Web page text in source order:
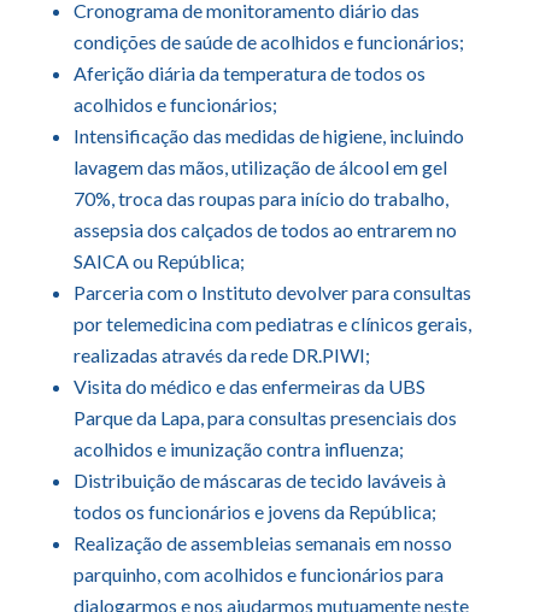
Cronograma de monitoramento diário das
condições de saúde de acolhidos e funcionários;
Aferição diária da temperatura de todos os
acolhidos e funcionários;
Intensificação das medidas de higiene, incluindo
lavagem das mãos, utilização de álcool em gel
70%, troca das roupas para início do trabalho,
assepsia dos calçados de todos ao entrarem no
SAICA ou República;
Parceria com o Instituto devolver para consultas
por telemedicina com pediatras e clínicos gerais,
realizadas através da rede DR.PIWI;
Visita do médico e das enfermeiras da UBS
Parque da Lapa, para consultas presenciais dos
acolhidos e imunização contra influenza;
Distribuição de máscaras de tecido laváveis à
todos os funcionários e jovens da República;
Realização de assembleias semanais em nosso
parquinho, com acolhidos e funcionários para
dialogarmos e nos ajudarmos mutuamente neste